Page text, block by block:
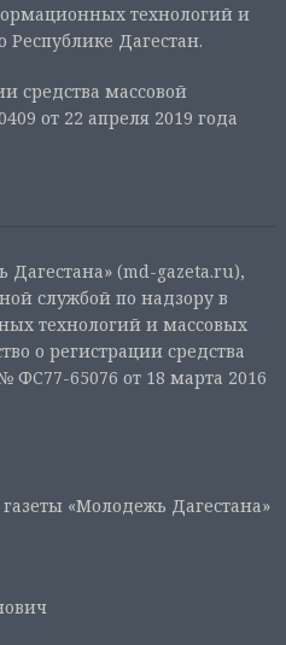
технологий и
Дагестан.
средства массовой
от 22 апреля 2019 года
(md-gazeta.ru),
службой по надзору в
технологий и массовых
о регистрации средства
65076 от 18 марта 2016
«Молодежь Дагестана»